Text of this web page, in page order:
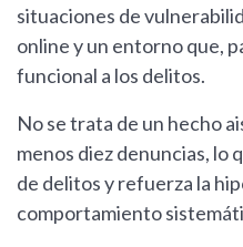
situaciones de
online y un entorno que,
funcional a los delitos.
No se trata de un hecho
menos diez denuncias, lo
de delitos y refuerza la
comportamiento